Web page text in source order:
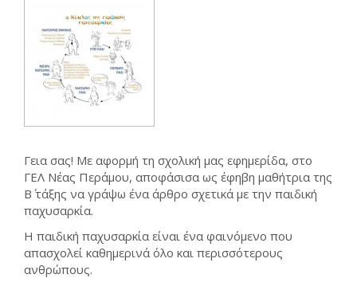
Γεια σας! Με αφορμή τη σχολική μας εφημερίδα, στο
ΓΕΛ Νέας Περάμου, αποφάσισα ως έφηβη μαθήτρια της
Β΄ τάξης να γράψω ένα άρθρο σχετικά με την παιδική
παχυσαρκία.
Η παιδική παχυσαρκία είναι ένα φαινόμενο που
απασχολεί καθημερινά όλο και περισσότερους
ανθρώπους.